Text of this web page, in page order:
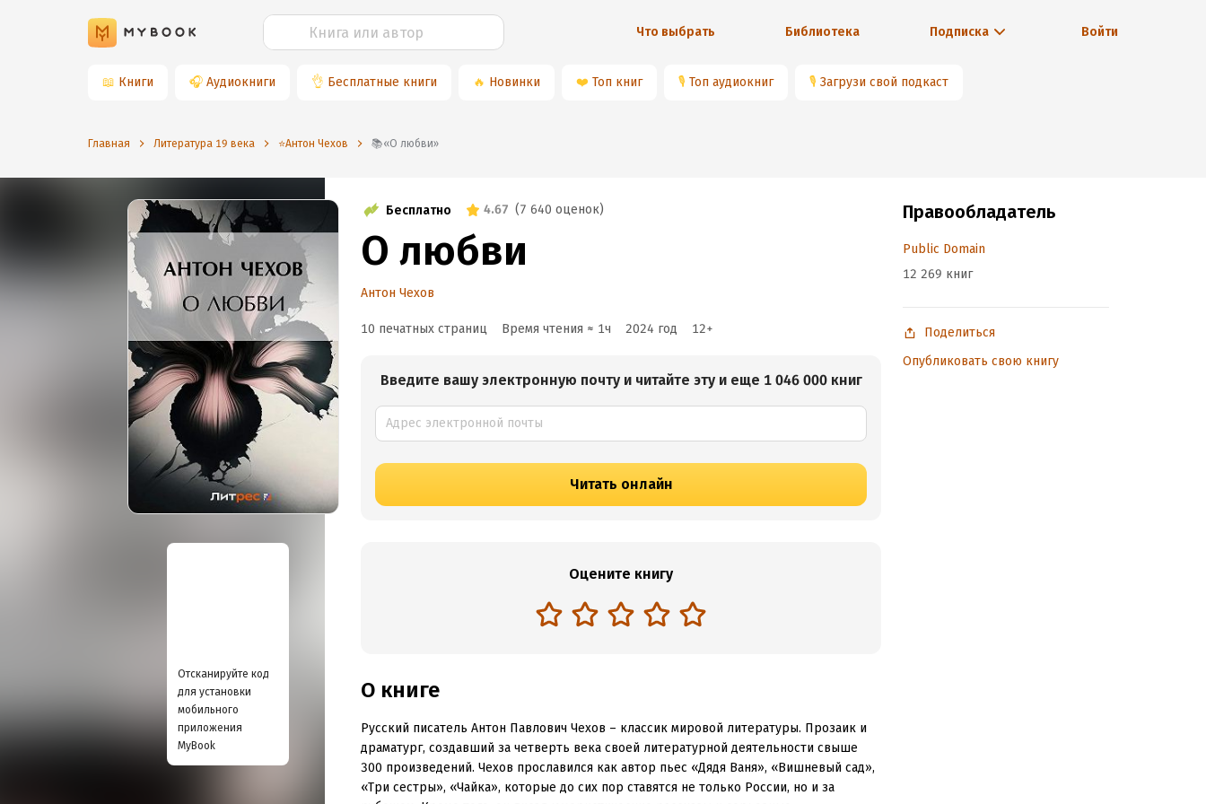
Что выбрать Библиотека Подписка Войти
📖 Книги 🎧 Аудиокниги 👌 Бесплатные книги 🔥 Новинки ❤️ Топ книг 🎙 Топ аудиокниг 🎙 Загрузи свой подкаст
Главная Литература 19 века ⭐️Антон Чехов 📚«О любви»
Отсканируйте код
для установки
мобильного
приложения
MyBook
Бесплатно 4.67 (7 640 оценок)
О любви
Антон Чехов
10 печатных страниц Время чтения ≈ 1ч 2024 год 12+
Введите вашу электронную почту и читайте эту и еще 1 046 000 книг
Читать онлайн
Оцените книгу
О книге
Русский писатель Антон Павлович Чехов – классик мировой литературы. Прозаик и
драматург, создавший за четверть века своей литературной деятельности свыше
300 произведений. Чехов прославился как автор пьес «Дядя Ваня», «Вишневый сад»,
«Три сестры», «Чайка», которые до сих пор ставятся не только России, но и за
Правообладатель
Public Domain
12 269 книг
Поделиться
Опубликовать свою книгу